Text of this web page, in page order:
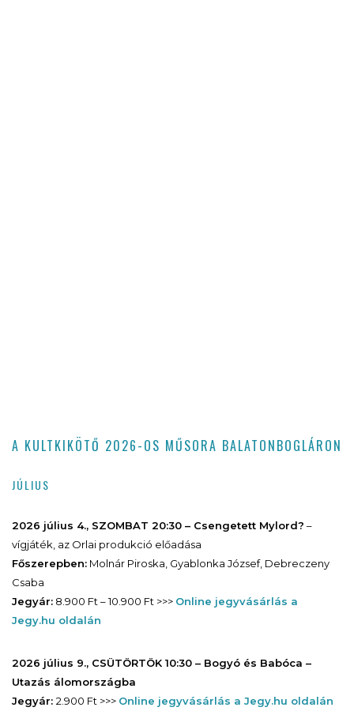
A KULTKIKÖTŐ 2026-OS MŰSORA BALATONBOGLÁRON
JÚLIUS
2026 július 4., SZOMBAT 20:30 – Csengetett Mylord? –
vígjáték, az Orlai produkció előadása
Főszerepben: Molnár Piroska, Gyablonka József, Debreczeny
Csaba
Jegyár: 8.900 Ft – 10.900 Ft >>> Online jegyvásárlás a
Jegy.hu oldalán
2026 július 9., CSÜTÖRTÖK 10:30 – Bogyó és Babóca –
Utazás álomországba
Jegyár: 2.900 Ft >>> Online jegyvásárlás a Jegy.hu oldalán